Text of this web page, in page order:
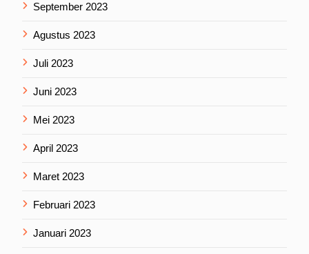
September 2023
Agustus 2023
Juli 2023
Juni 2023
Mei 2023
April 2023
Maret 2023
Februari 2023
Januari 2023